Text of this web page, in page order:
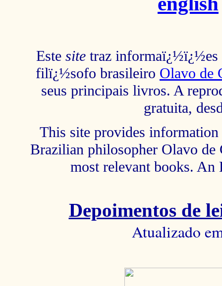
Este site traz informaï¿½ï¿½es
filï¿½sofo brasileiro Olavo de
seus principais livros. A
gratuita,
This site provides
Brazilian philosopher Olavo de
most relevant books.
Depoimentos de
Atualizado